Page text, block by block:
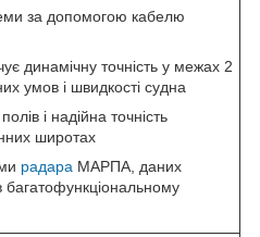
за допомогою кабелю
динамічну точність у межах 2
умов і швидкості судна
і надійна точність
широтах
радара МАРПА, даних